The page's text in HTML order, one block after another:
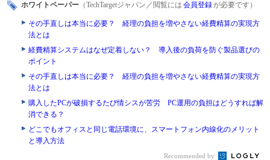
ホワイトペーパー （TechTargetジャパン／閲覧には 会員登録が必要です）
その手直しは本当に必要？ 経理の負担を増やさない経費精算の実現方
法とは
経費精算システムはなぜ定着しない？ 導入後の負荷を防ぐ製品選びの
ポイント
その手直しは本当に必要？ 経理の負担を増やさない経費精算の実現方
法とは
購入したPCが破損するたび情シスが苦労 PC運用の負担はどうすれば解
消できる？
どこでもオフィスと同じ電話環境に、スマートフォン内線化のメリット
と導入方法
Recommended by